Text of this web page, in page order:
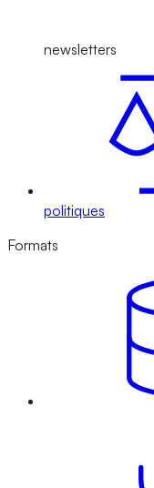
newsletters
politiques
Formats